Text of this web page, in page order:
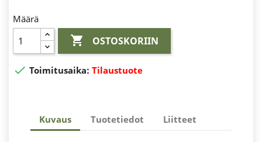
Määrä
 OSTOSKORIIN
 Toimitusaika: Tilaustuote
Kuvaus Tuotetiedot Liitteet